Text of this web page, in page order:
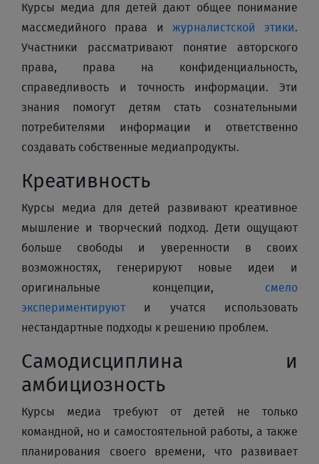
Курсы медиа для детей дают общее понимание
массмедийного права и журналистской этики.
Участники рассматривают понятие авторского
права, права на конфиденциальность,
справедливость и точность информации. Эти
знания помогут детям стать сознательными
потребителями информации и ответственно
создавать собственные медиапродукты.
Креативность
Курсы медиа для детей развивают креативное
мышление и творческий подход. Дети ощущают
больше свободы и уверенности в своих
возможностях, генерируют новые идеи и
оригинальные концепции, смело
экспериментируют и учатся использовать
нестандартные подходы к решению проблем.
Самодисциплина и
амбициозность
Курсы медиа требуют от детей не только
командной, но и самостоятельной работы, а также
планирования своего времени, что развивает